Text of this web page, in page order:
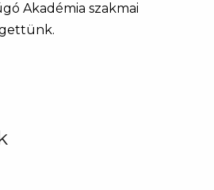
Akadémia szakmai